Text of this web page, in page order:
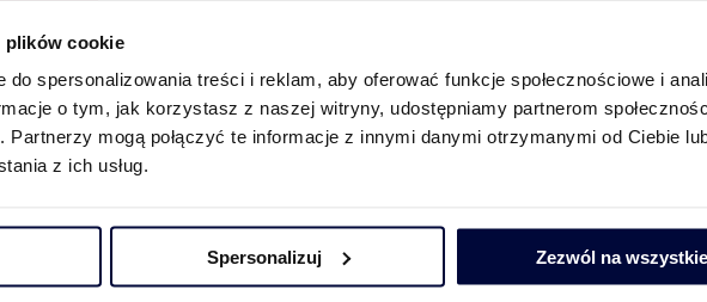
plików cookie
spersonalizowania treści i reklam, aby oferować funkcje społecznościowe i
o tym, jak korzystasz z naszej witryny, udostępniamy partnerom
mogą połączyć te informacje z innymi danymi otrzymanymi od Ciebie
z ich usług.
Spersonalizuj Zezwól na wszystkie
i podatków dochodowych, przeglądach
oraz postępowaniach podatkowych i przed
Brał udział w licznych projektach na rzecz
telekomunikacyjnej, informatycznej oraz
Ekspert w zakresie rozliczania VAT w
Doradzał gminom w związku z